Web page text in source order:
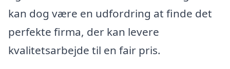
kan dog være en udfordring at finde det
perfekte firma, der kan levere
kvalitetsarbejde til en fair pris.